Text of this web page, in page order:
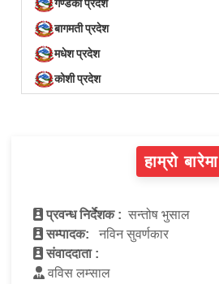
बागमती प्रदेश
मधेश प्रदेश
कोशी प्रदेश
हाम्रो बारेमा
प्रवन्ध निर्देशक : सन्तोष भुसाल
सम्पादक:
नविन सुवर्णकार
संवाददाता :
वविस लम्साल